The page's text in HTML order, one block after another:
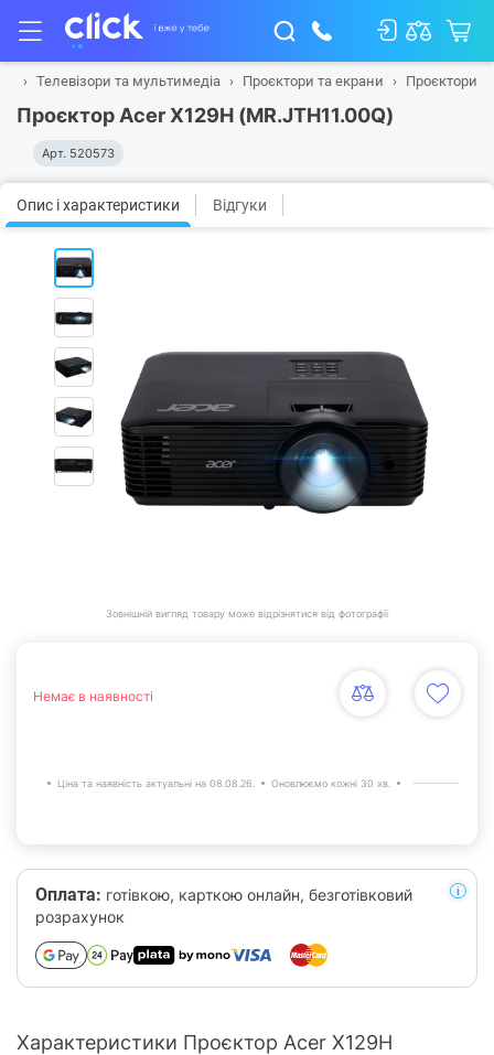
Телевізори та мультимедіа Проєктори та екрани Проєктори
Проєктор Acer X129H (MR.JTH11.00Q)
Арт. 520573
Опис і характеристики Відгуки
Зовнішній вигляд товару може відрізнятися від фотографії
Немає в наявності
Ціна та наявність актуальні на 08.08.26. Оновлюємо кожні 30 хв.
Оплата: готівкою, карткою онлайн, безготівковий
розрахунок
Характеристики Проєктор Acer X129H